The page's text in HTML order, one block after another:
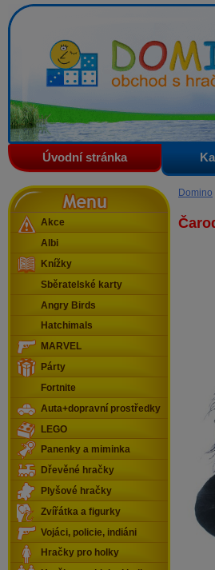
Domino - obchod s
Úvodní stránka
Domino
Menu
Akce
Albi
Knížky
Sběratelské karty
Angry Birds
Hatchimals
MARVEL
Párty
Fortnite
Auta+dopravní prostředky
LEGO
Panenky a miminka
Dřevěné hračky
Plyšové hračky
Zvířátka a figurky
Vojáci, policie, indiáni
Hračky pro holky